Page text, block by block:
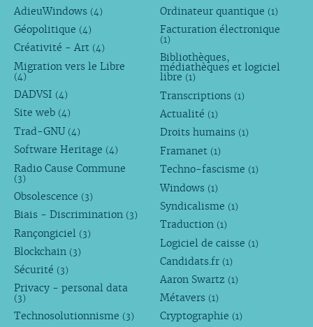
AdieuWindows (4)
Géopolitique (4)
Créativité - Art (4)
Migration vers le Libre
(4)
DADVSI (4)
Site web (4)
Trad-GNU (4)
Software Heritage (4)
Radio Cause Commune
(3)
Obsolescence (3)
Biais - Discrimination (3)
Rançongiciel (3)
Blockchain (3)
Sécurité (3)
Privacy - personal data
(3)
Technosolutionnisme (3)
Ordinateur quantique (1)
Facturation électronique
(1)
Bibliothèques,
médiathèques et logiciel
libre (1)
Transcriptions (1)
Actualité (1)
Droits humains (1)
Framanet (1)
Techno-fascisme (1)
Windows (1)
Syndicalisme (1)
Traduction (1)
Logiciel de caisse (1)
Candidats.fr (1)
Aaron Swartz (1)
Métavers (1)
Cryptographie (1)